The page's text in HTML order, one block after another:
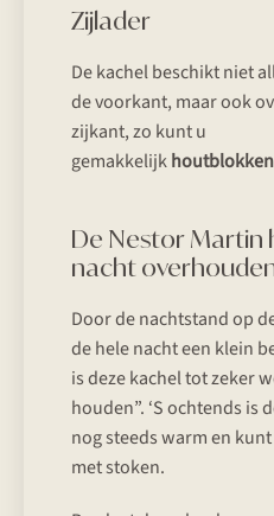
Zijlader
De kachel beschikt niet
de voorkant, maar ook
zijkant, zo kunt u
gemakkelijkhoutblokken
De Nestor Martin
nacht
Door de nachtstand op
de hele nacht een klein
is deze kachel tot zeker
houden”. ‘S ochtends is
nog steeds warm en
met stoken.